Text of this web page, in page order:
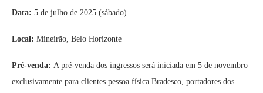
Data: 5 de julho de 2025 (sábado)
Local: Mineirão, Belo Horizonte
Pré-venda: A pré-venda dos ingressos será iniciada em 5 de novembro
exclusivamente para clientes pessoa física Bradesco, portadores dos